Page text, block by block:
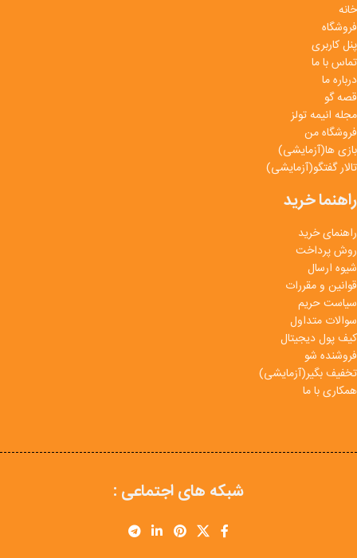
خانه
فروشگاه
پنل کاربری
تماس با ما
درباره ما
قصه گو
مجله انیمه تولز
فروشگاه من
بازی ها(آزمایشی)
تالار گفتگو(آزمایشی)
راهنما خرید
راهنمای خرید
روش پرداخت
شیوه ارسال
قوانین و مقررات
سیاست حریم
سوالات متداول
کیف پول دیجیتال
فروشنده شو
تخفیف بگیر(آزمایشی)
همکاری با ما
شبکه های اجتماعی :